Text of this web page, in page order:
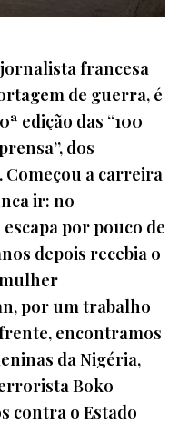
francesa
de guerra, é
edição das “100
dos
a carreira
ir: no
por pouco de
depois recebia o
por um trabalho
encontramos
da Nigéria,
Boko
contra o Estado